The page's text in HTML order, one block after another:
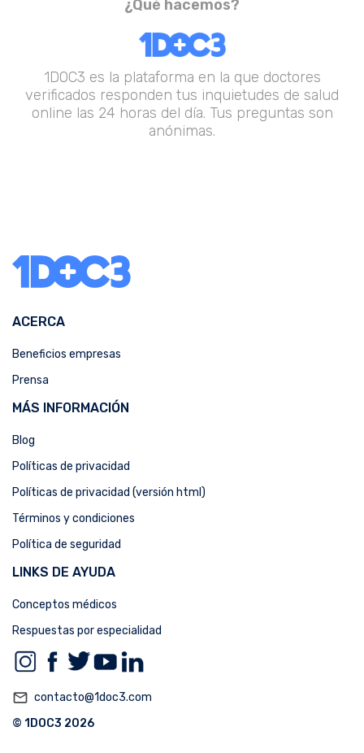
¿Qué hacemos?
1DOC3 es la plataforma en la que doctores
verificados responden tus inquietudes de salud
online las 24 horas del día. Tus preguntas son
anónimas.
ACERCA
Beneficios empresas
Prensa
MÁS INFORMACIÓN
Blog
Políticas de privacidad
Políticas de privacidad (versión html)
Términos y condiciones
Política de seguridad
LINKS DE AYUDA
Conceptos médicos
Respuestas por especialidad
mail_outline contacto@1doc3.com
© 1DOC3 2026